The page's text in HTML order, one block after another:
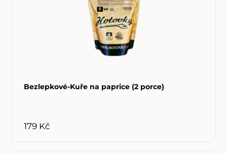
Bezlepkové-Kuře na paprice (2 porce)
179 Kč